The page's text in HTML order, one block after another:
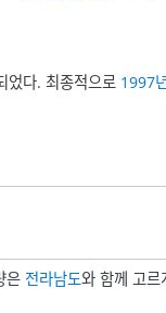
었다. 최종적으로 1997
은 전라남도와 함께 고르